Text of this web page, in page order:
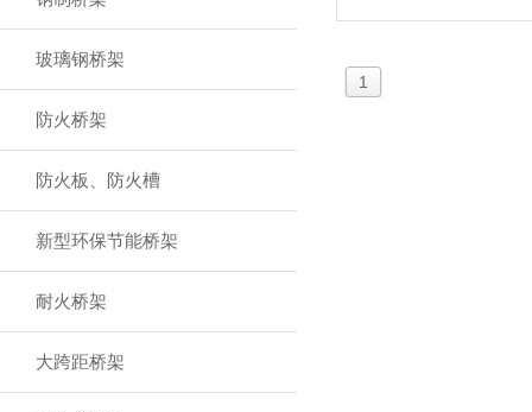
玻璃钢桥架
防火桥架
防火板、防火槽
新型环保节能桥架
耐火桥架
大跨距桥架
1